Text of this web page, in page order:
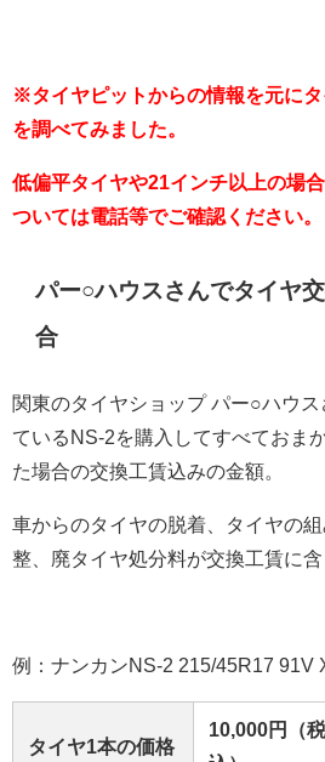
※タイヤピットからの情報を元に
を調べてみました。
低偏平タイヤや21インチ以上の場
ついては電話等でご確認ください。
パー○ハウスさんでタイヤ
合
関東のタイヤショップ パー○ハウ
ているNS-2を購入してすべておま
た場合の交換工賃込みの金額。
車からのタイヤの脱着、タイヤの
整、廃タイヤ処分料が交換工賃に含
例：ナンカンNS-2 215/45R17 91V
タイヤ1本の価格
10,000円（税